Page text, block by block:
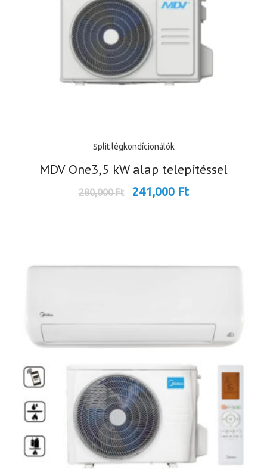
Split légkondícionálók
MDV One3,5 kW alap telepítéssel
280,000Ft 241,000 Ft